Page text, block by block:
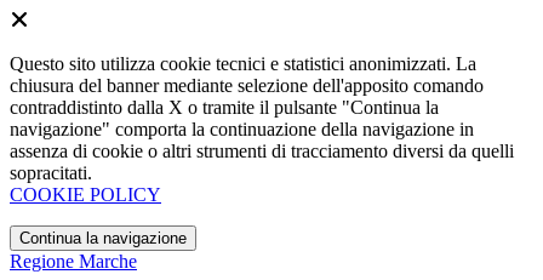
Questo sito utilizza cookie tecnici e statistici anonimizzati. La
chiusura del banner mediante selezione dell'apposito comando
contraddistinto dalla X o tramite il pulsante "Continua la
navigazione" comporta la continuazione della navigazione in
assenza di cookie o altri strumenti di tracciamento diversi da quelli
sopracitati.
COOKIE POLICY
Continua la navigazione
Regione Marche